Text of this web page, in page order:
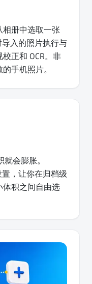
册中选取一张
导入的照片执行与
正和 OCR。非
手机照片。
会膨胀。
置，让你在归档级
积之间自由选